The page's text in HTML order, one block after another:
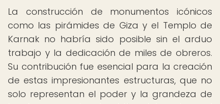
La construcción de monumentos icónicos
como las pirámides de Giza y el Templo de
Karnak no habría sido posible sin el arduo
trabajo y la dedicación de miles de obreros.
Su contribución fue esencial para la creación
de estas impresionantes estructuras, que no
solo representan el poder y la grandeza de